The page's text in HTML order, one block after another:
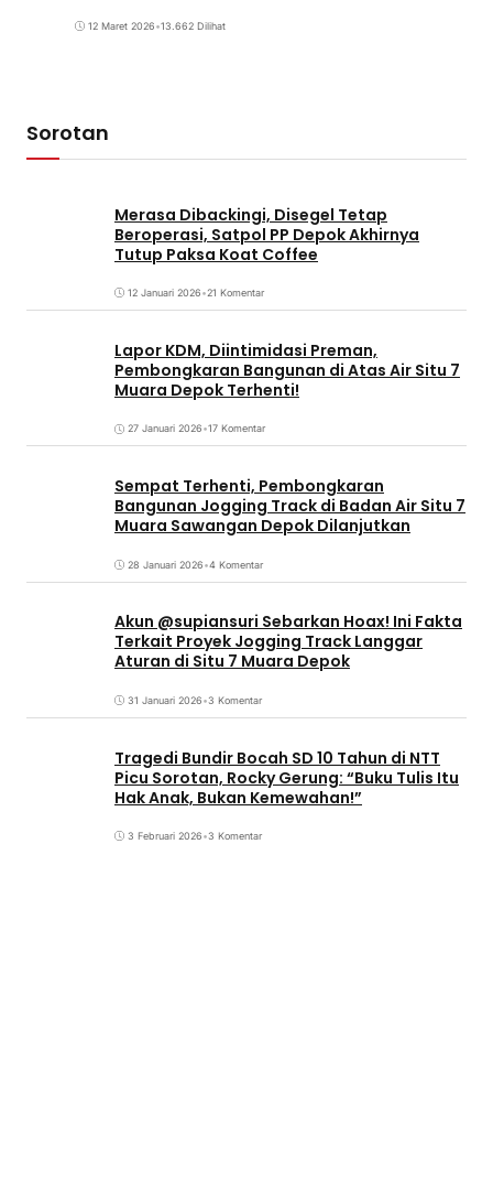
12 Maret 2026•13.662 Dilihat
Sorotan
Merasa Dibackingi, Disegel Tetap
Beroperasi, Satpol PP Depok Akhirnya
Tutup Paksa Koat Coffee
12 Januari 2026•21 Komentar
Lapor KDM, Diintimidasi Preman,
Pembongkaran Bangunan di Atas Air Situ 7
Muara Depok Terhenti!
27 Januari 2026•17 Komentar
Sempat Terhenti, Pembongkaran
Bangunan Jogging Track di Badan Air Situ 7
Muara Sawangan Depok Dilanjutkan
28 Januari 2026•4 Komentar
Akun @supiansuri Sebarkan Hoax! Ini Fakta
Terkait Proyek Jogging Track Langgar
Aturan di Situ 7 Muara Depok
31 Januari 2026•3 Komentar
Tragedi Bundir Bocah SD 10 Tahun di NTT
Picu Sorotan, Rocky Gerung: “Buku Tulis Itu
Hak Anak, Bukan Kemewahan!”
3 Februari 2026•3 Komentar